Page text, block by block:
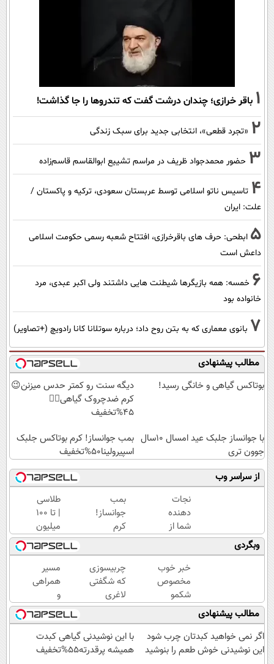
1 باقر خرازی؛ چندان درشت گفت که تندروها را جا گذاشت!
2 «تجرد قطعی»، انتخابی جدید برای سبک زندگی
3 حضور محمدجواد ظریف در مراسم تشییع ابوالقاسم قاسم‌زاده
4 تاسیس ناتو اسلامی توسط عربستان سعودی، ترکیه و پاکستان /
علت: ایران
5 ابطحی: حرف های باقرخرازی، افتتاح شعبه رسمی حکومت اسلامی
داعش است
6 خمسه: همه بازیگرها شیطنت هایی داشتند ولی اکبر عبدی، مرد
خانواده بود
7 بانوی معماری که به بتن روح داد؛ درباره سوتلانا کانا رادویچ (+تصاویر)
مطالب پیشنهادی
بوتاکس گیاهی و خانگی رسید!
دیگه سنت رو کمتر حدس میزنن😉
کرم ضدچروک گیاهی👈🏻
45%تخفیف
با جوانساز جلبک عید امسال ۱۰سال
جوون تری
بمب جوانساز! کرم بوتاکس جلبک
اسپیرولینا50%تخفیف
از سراسر وب
نجات
دهنده
شما از
پیری!
کرم
جوانساز
جلبک
50%تخفیف
بمب
جوانساز!
کرم
بوتاکس
جلبک
اسپیرولینا50%تخفیف
طلاسی
| تا 100
میلیون
وام
آنی
خرید
طلا💰
ثبت
نام
کن!
وبگردی
خبر خوب
مخصوص
شکمو
ها!
آسون
ترین
روش
چربیسوزی
که شگفتی
لاغری
آسان را
رقم زد!
مسیر
همراهی
و
گزارش
عملکرد
گروه
اسنپ
مطالب پیشنهادی
اگر نمی خواهید کبدتان چرب شود
این نوشیدنی خوش طعم را بنوشید
با این نوشیدنی گیاهی کبدت
همیشه پرقدرته55%تخفیف